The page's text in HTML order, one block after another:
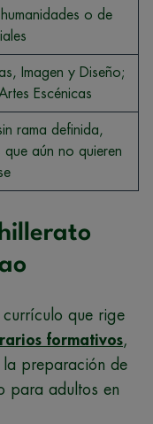
o de
Imagen y Diseño;
Escénicas
rama definida,
que aún no quieren
que rige
formativos,
preparación de
para adultos en